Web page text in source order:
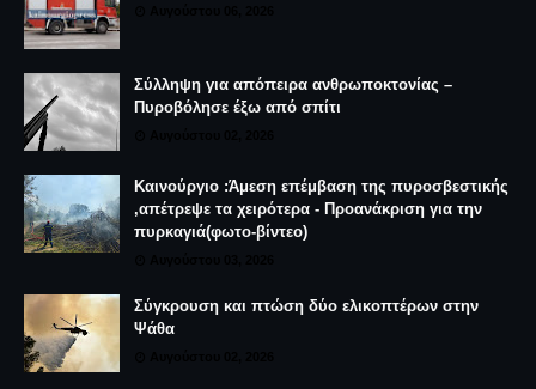
Σύλληψη για απόπειρα ανθρωποκτονίας –
Πυροβόλησε έξω από σπίτι
Καινούργιο :Άμεση επέμβαση της πυροσβεστικής
,απέτρεψε τα χειρότερα - Προανάκριση για την
πυρκαγιά(φωτο-βίντεο)
Σύγκρουση και πτώση δύο ελικοπτέρων στην
Ψάθα